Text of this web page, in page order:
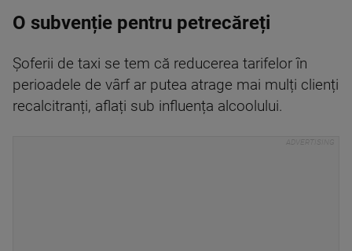
O subvenție pentru petrecăreți
Șoferii de taxi se tem că reducerea tarifelor în
perioadele de vârf ar putea atrage mai mulți clienți
recalcitranți, aflați sub influența alcoolului.